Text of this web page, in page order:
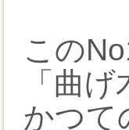
この
「曲
かつて